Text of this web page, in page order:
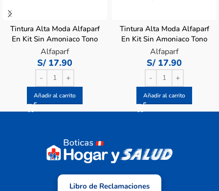
Tintura Alta Moda Alfaparf
En Kit Sin Amoniaco Tono
3.0 Castaño Oscuro – Caja
1 UN
Alfaparf
S/ 17.90
Añadir al carrito
Tintura Alta Moda Alfaparf
En Kit Sin Amoniaco Tono
4.0 Castaño – Caja 1 UN
Alfaparf
S/ 17.90
Añadir al carrito
Libro de Reclamaciones